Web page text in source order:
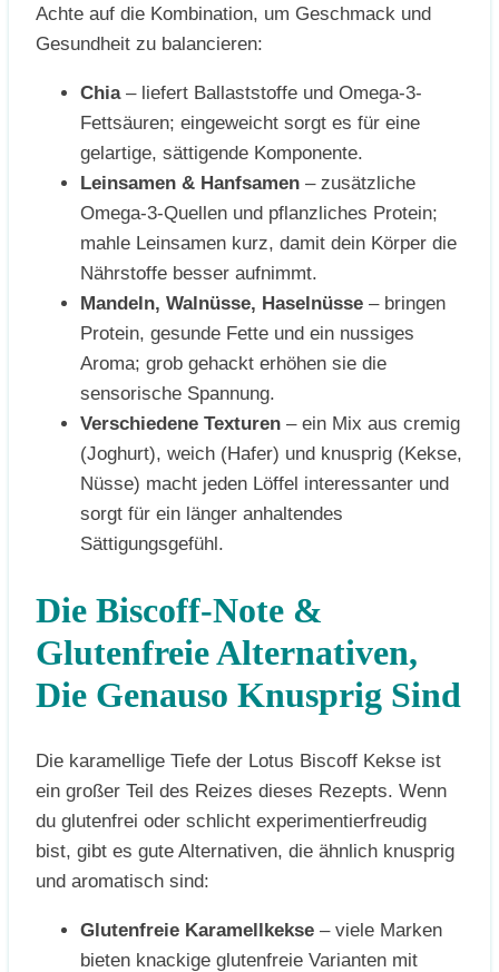
Achte auf die Kombination, um Geschmack und
Gesundheit zu balancieren:
Chia– liefert Ballaststoffe und Omega-3-
Fettsäuren; eingeweicht sorgt es für eine
gelartige, sättigende Komponente.
Leinsamen & Hanfsamen – zusätzliche
Omega-3-Quellen und pflanzliches Protein;
mahle Leinsamen kurz, damit dein Körper die
Nährstoffe besser aufnimmt.
Mandeln, Walnüsse, Haselnüsse – bringen
Protein, gesunde Fette und ein nussiges
Aroma; grob gehackt erhöhen sie die
sensorische Spannung.
Verschiedene Texturen – ein Mix aus cremig
(Joghurt), weich (Hafer) und knusprig (Kekse,
Nüsse) macht jeden Löffel interessanter und
sorgt für ein länger anhaltendes
Sättigungsgefühl.
Die Biscoff-Note &
Glutenfreie Alternativen,
Die Genauso Knusprig Sind
Die karamellige Tiefe der Lotus Biscoff Kekse ist
ein großer Teil des Reizes dieses Rezepts. Wenn
du glutenfrei oder schlicht experimentierfreudig
bist, gibt es gute Alternativen, die ähnlich knusprig
und aromatisch sind:
Glutenfreie Karamellkekse – viele Marken
bieten knackige glutenfreie Varianten mit